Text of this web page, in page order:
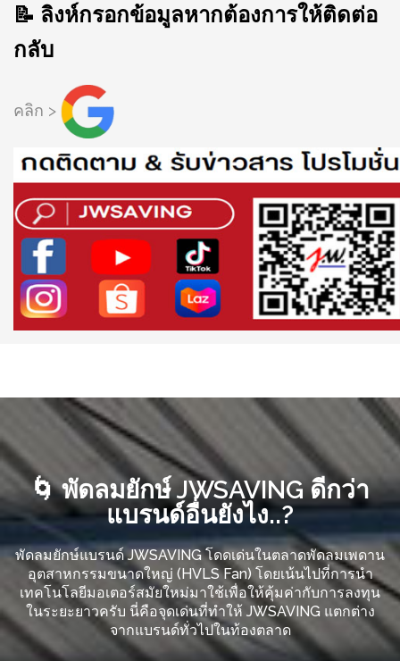
📝 ลิงห์กรอกข้อมูลหากต้องการให้ติดต่อ
กลับ
คลิก >
🌀 พัดลมยักษ์ JWSAVING ดีกว่า
แบรนด์อื่นยังไง..?
พัดลมยักษ์แบรนด์ JWSAVING โดดเด่นในตลาดพัดลมเพดาน
อุตสาหกรรมขนาดใหญ่ (HVLS Fan) โดยเน้นไปที่การนำ
เทคโนโลยีมอเตอร์สมัยใหม่มาใช้เพื่อให้คุ้มค่ากับการลงทุน
ในระยะยาวครับ นี่คือจุดเด่นที่ทำให้ JWSAVING แตกต่าง
จากแบรนด์ทั่วไปในท้องตลาด